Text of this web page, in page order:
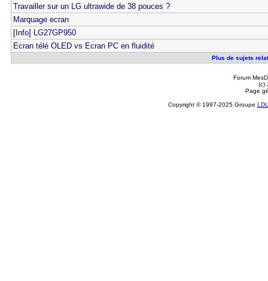
Travailler sur un LG ultrawide de 38 pouces ?
Marquage ecran
[Info] LG27GP950
Ecran télé OLED vs Ecran PC en fluidité
Plus de sujets
Forum
(c)
Page
Copyright © 1997-2025 Groupe